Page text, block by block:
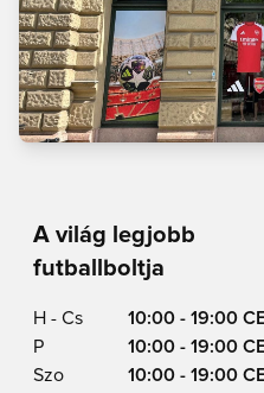
A világ legjobb
futballboltja
H - Cs
10:00 - 19:00
P
10:00 - 19:00
Szo
10:00 - 19:00